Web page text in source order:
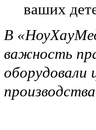
ваших
В
важность
оборудовали